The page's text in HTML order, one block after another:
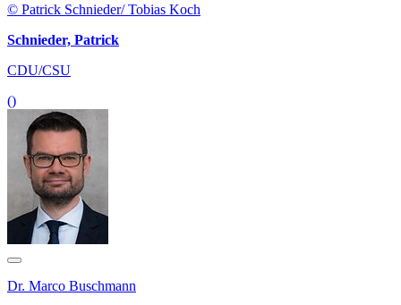
© Patrick Schnieder/ Tobias Koch
Schnieder, Patrick
CDU/CSU
()
Dr. Marco Buschmann